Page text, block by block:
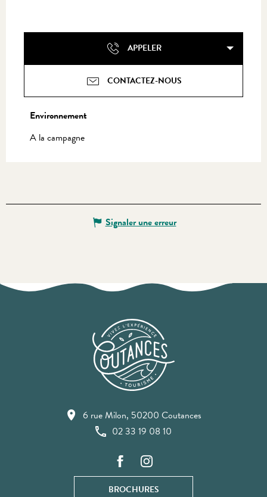
APPELER
CONTACTEZ-NOUS
Environnement
Environnement
A la campagne
Signaler une erreur
6 rue Milon, 50200 Coutances
02 33 19 08 10
BROCHURES